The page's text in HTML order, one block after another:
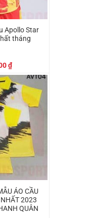
Apollo Star
tháng
₫.
₫Giá
hiện
tại
là:
159.000 ₫.
ÁO CẦU
QUÂN